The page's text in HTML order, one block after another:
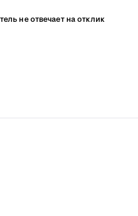
не отвечает на отклик